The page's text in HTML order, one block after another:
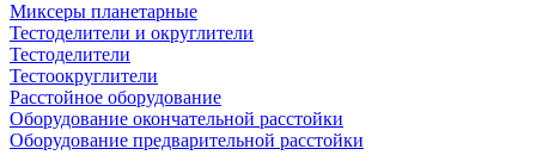
Миксеры планетарные
Тестоделители и округлители
Тестоделители
Тестоокруглители
Расстойное оборудование
Оборудование окончательной расстойки
Оборудование предварительной расстойки